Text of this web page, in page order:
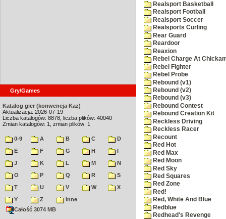
Gry/Games
Katalog gier (konwencja Kaz)
Aktualizacja: 2026-07-19
Liczba katalogów: 8878, liczba plików: 40040
Zmian katalogów: 1, zmian plików: 1
0-9 A B C
D
E
F G H
I
J
K L M
N
O
P Q R
S
T
U V W
X
Y
Z
inne
Całość 3074 MB
Realsport Basketball
Realsport Football
Realsport Soccer
Realsports Curling
Rear Guard
Reardoor
Reaxion
Rebel Charge At
Rebel Fighter
Rebel Probe
Rebound (v1)
Rebound (v2)
Rebound (v3)
Rebound Contest
Rebound Creation Kit
Reckless Driving
Reckless Racer
Recount
Red Hot
Red Max
Red Moon
Red Sky
Red Squares
Red Zone
Red!
Red, White And Blue
Redblue
Redhead's Revenge